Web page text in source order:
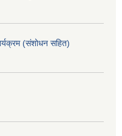
(संशोधन सहित)